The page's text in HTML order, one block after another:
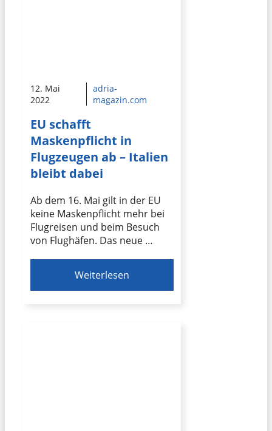
12. Mai
2022
adria-
magazin.com
EU schafft
Maskenpflicht in
Flugzeugen ab – Italien
bleibt dabei
Ab dem 16. Mai gilt in der EU
keine Maskenpflicht mehr bei
Flugreisen und beim Besuch
von Flughäfen. Das neue …
Weiterlesen